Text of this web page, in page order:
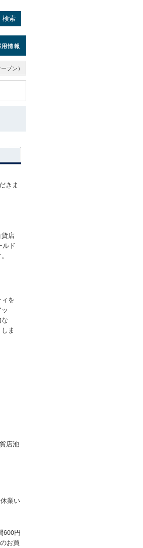
検索
用情報
プン）
きま
店
ルド
を
ま
店池
業い
600円
お買